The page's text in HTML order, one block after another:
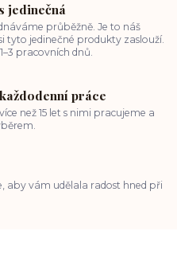
jedinečná
průběžně. Je to náš
tyto jedinečné produkty zaslouží.
pracovních dnů.
práce
než 15 let s nimi pracujeme a
aby vám udělala radost hned při